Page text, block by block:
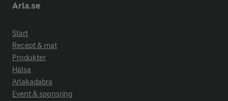
Arla.se
Start
Recept & mat
Produkter
Hälsa
Arlakadabra
Event & sponsring